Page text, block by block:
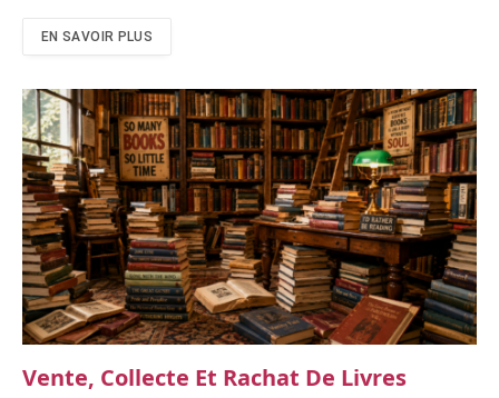
EN SAVOIR PLUS
Vente, Collecte Et Rachat De Livres